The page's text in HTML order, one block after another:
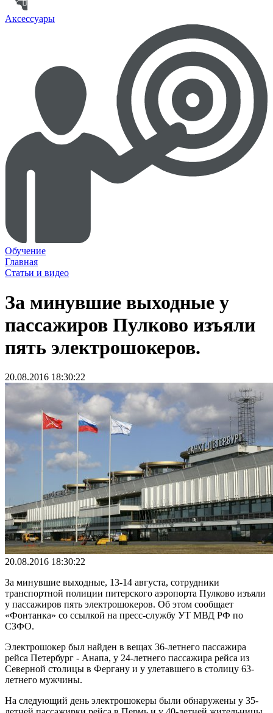
Аксессуары
Обучение
Главная
Статьи и видео
За минувшие выходные у
пассажиров Пулково изъяли
пять электрошокеров.
20.08.2016 18:30:22
20.08.2016 18:30:22
За минувшие выходные, 13-14 августа, сотрудники
транспортной полиции питерского аэропорта Пулково изъяли
у пассажиров пять электрошокеров. Об этом сообщает
«Фонтанка» со ссылкой на пресс-службу УТ МВД РФ по
СЗФО.
Электрошокер был найден в вещах 36-летнего пассажира
рейса Петербург - Анапа, у 24-летнего пассажира рейса из
Северной столицы в Фергану и у улетавшего в столицу 63-
летнего мужчины.
На следующий день электрошокеры были обнаружены у 35-